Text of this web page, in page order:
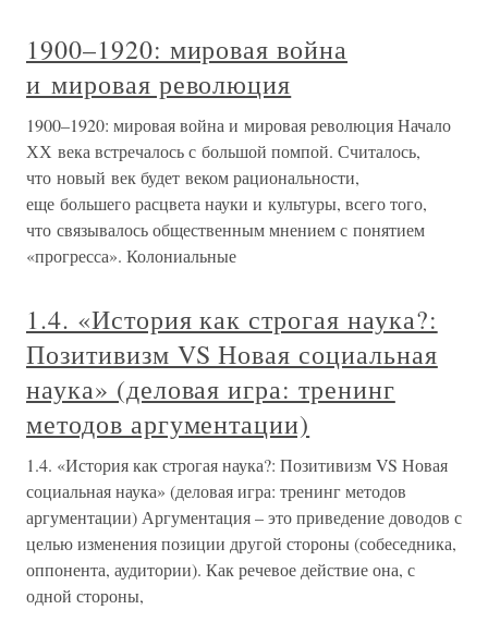
1900–1920: мировая война
и мировая революция
1900–1920: мировая война и мировая революция Начало
ХХ века встречалось с большой помпой. Считалось,
что новый век будет веком рациональности,
еще большего расцвета науки и культуры, всего того,
что связывалось общественным мнением с понятием
«прогресса». Колониальные
1.4. «История как строгая наука?:
Позитивизм VS Новая социальная
наука» (деловая игра: тренинг
методов аргументации)
1.4. «История как строгая наука?: Позитивизм VS Новая
социальная наука» (деловая игра: тренинг методов
аргументации) Аргументация – это приведение доводов с
целью изменения позиции другой стороны (собеседника,
оппонента, аудитории). Как речевое действие она, с
одной стороны,